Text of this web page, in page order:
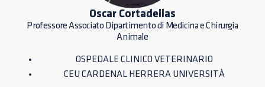
Oscar Cortadellas
Professore Associato Dipartimento di Medicina e Chirurgia
Animale
OSPEDALE CLINICO VETERINARIO
CEU CARDENAL HERRERA UNIVERSITÀ